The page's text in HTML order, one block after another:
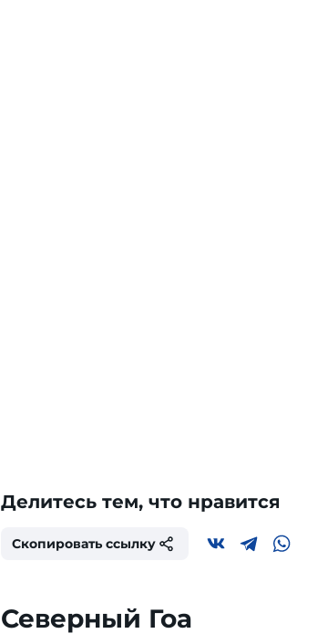
Делитесь тем, что нравится
Скопировать ссылку
Северный Гоа